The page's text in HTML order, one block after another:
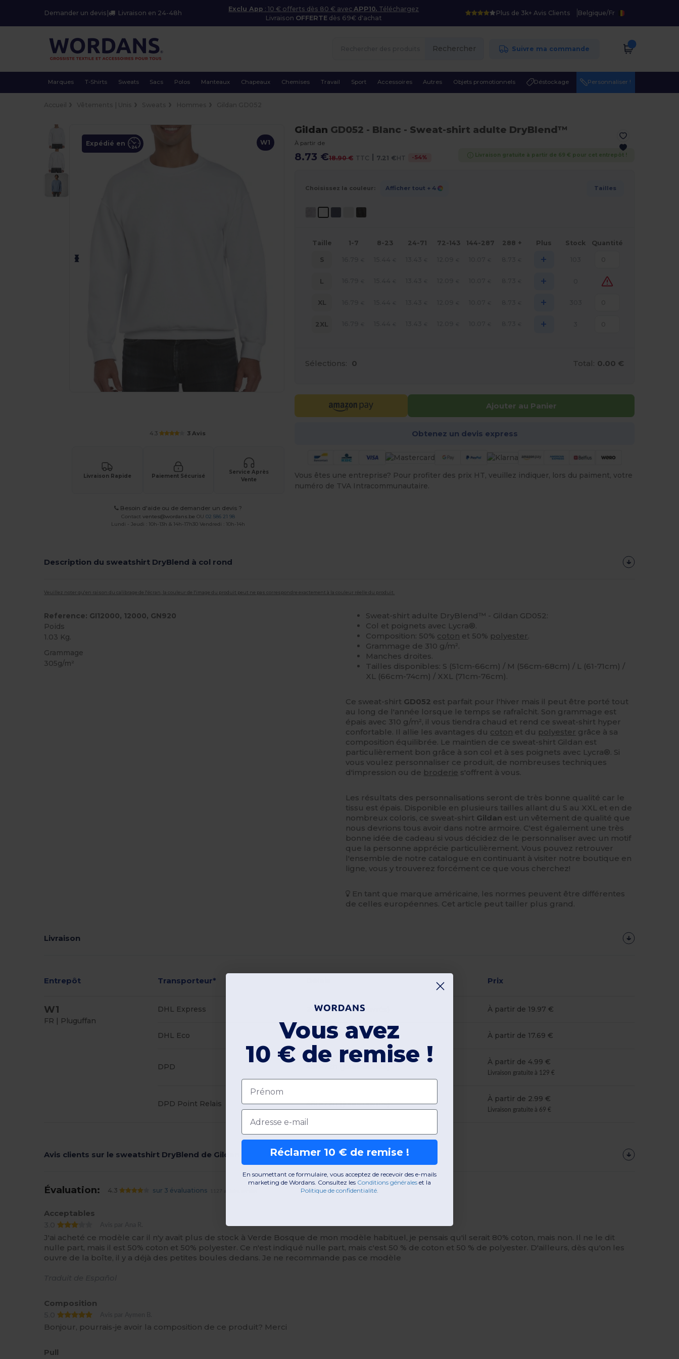
Demander un devis Livraison en 24-48h
Exclu App : 10 € offerts dès 80 € avecAPP10. Téléchargez
Livraison OFFERTE dès 69€ d'achat
Plus de 3k+ Avis Clients Belgique/Fr
Rechercher Suivre ma commande
Marques T-Shirts Sweats Sacs Polos Manteaux Chapeaux Chemises Travail Sport Accessoires Autres Objets promotionnels Déstockage Personnaliser !
W1
Expédié en
4.3 3 Avis
Livraison Rapide Paiement Sécurisé
Service Après
Vente
Besoin d'aide ou de demander un devis ?
Contactventes@wordans.be OU02 586 21 98
Lundi - Jeudi : 10h-13h & 14h-17h30 Vendredi : 10h-14h
Gildan GD052 - Blanc - Sweat-shirt adulte DryBlend™
À partir de
8.73 €18.90 € TTC | 7.21 €HT -54% Livraison gratuite à partir de 69 € pour cet entrepôt !
Choisissez la couleur: Afficher tout + 4 Tailles
Taille 1-7 8-23 24-71 72-143 144-287 288 + Plus Stock Quantité
S +
L +
XL +
2XL +
Sélections: 0 Total: 0.00 €
Ajouter au Panier
Obtenez un devis express
Vous êtes une entreprise? Pour profiter des prix HT, veuillez indiquer, lors du paiment, votre
numéro de TVA Intracommunautaire.
Description du sweatshirt DryBlend à col rond
Veuillez noter qu'en raison du calibrage de l'écran, la couleur de l'image du produit peut ne pas correspondre exactement à la couleur réelle du produit.
Reference: GI12000, 12000, GN920
Poids
1.03 Kg.
Grammage
305g/m²
Sweat-shirt adulte DryBlend™ - Gildan GD052:
Col et poignets avec Lycra®.
Composition: 50% coton et 50% polyester.
Grammage de 310 g/m².
Manches droites.
Tailles disponibles: S (51cm-66cm) / M (56cm-68cm) / L (61-71cm) /
XL (66cm-74cm) / XXL (71cm-76cm).
Ce sweat-shirt GD052 est parfait pour l'hiver mais il peut être porté tout
au long de l'année lorsque le temps se rafraîchit. Son grammage est
épais avec 310 g/m², il vous tiendra chaud et rend ce sweat-shirt hyper
confortable. Il allie les avantages du coton et du polyester grâce à sa
composition équilibrée. Le maintien de ce sweat-shirt Gildan est
particulièrement bon grâce à son col et à ses poignets avec Lycra®. Si
vous voulez personnaliser ce produit, de nombreuses techniques
d'impression ou de broderie s'offrent à vous.
Les résultats des personnalisations seront de très bonne qualité car le
tissu est épais. Disponible en plusieurs tailles allant du S au XXL et en de
nombreux coloris, ce sweat-shirt Gildan est un vêtement de qualité que
nous devrions tous avoir dans notre armoire. C'est également une très
bonne idée de cadeau si vous décidez de le personnaliser avec un motif
que la personne apprécie particulièrement. Vous pouvez retrouver
l'ensemble de notre catalogue en continuant à visiter notre boutique en
ligne, vous y trouverez forcément ce que vous cherchez!
En tant que marque américaine, les normes peuvent être différentes
de celles européennes. Cet article peut tailler plus grand.
Livraison
Entrepôt Transporteur* Prix
W1
FR | Pluguffan
DHL Express 24h-48h (jours ouvrés) À partir de 19.97 €
DHL Eco 3-4 jours ouvrés À partir de 17.69 €
DPD
À partir de 4.99 €
Livraison gratuite à 129 €
DPD Point Relais 48h-72h (jours ouvrés)
À partir de 2.99 €
Livraison gratuite à 69 €
Avis clients sur le sweatshirt DryBlend de Gildan
Évaluation: 4.3 sur 3 évaluations
Acceptables
3.0
J'ai acheté ce modèle car il n'y avait plus de stock à Verde Bosque de mon modèle habituel, je pensais qu'il serait 80% coton, mais non. Il ne le dit
nulle part, mais il est 50% coton et 50% polyester. Ce n'est indiqué nulle part, mais c'est 50 % de coton et 50 % de polyester. D'ailleurs, dès qu'on les
ouvre de la boîte, il y a déjà des petites boules dedans. Je ne recommande pas ce modèle
Composition
5.0
Bonjour, pourrais-je avoir la composition de ce produit? Merci
Pull
Vous avez
10 € de remise !
Prénom
Email
Réclamer 10 € de remise !
En soumettant ce formulaire, vous acceptez de recevoir des e-mails
marketing de Wordans. Consultez les Conditions générales et la
Politique de confidentialité.